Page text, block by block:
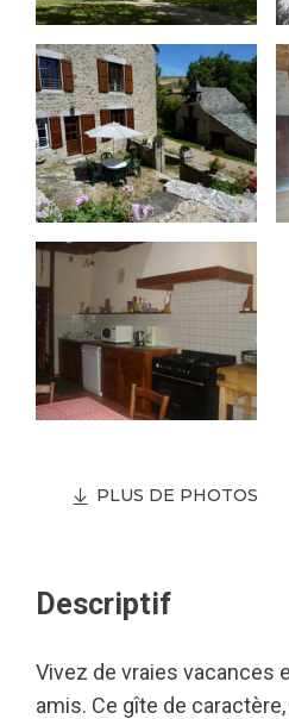
PLUS DE PHOTOS
Descriptif
Vivez de vraies vacances
amis. Ce gîte de